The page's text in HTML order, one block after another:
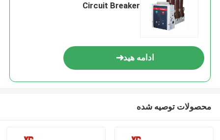
Circuit Breaker
ادامه هید
محصولات توصیه شده